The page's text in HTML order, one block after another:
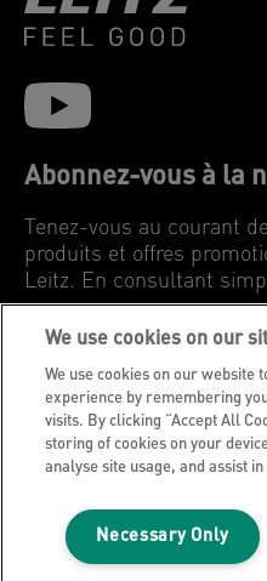
Abonnez-vous à la
Tenez-vous au courant
produits et offres
Leitz. En consultant
INSCRIVEZ-VOUS
Avis de confidentialité
Cookies
Impression
We use cookies on our
We use cookies on our website
experience by remembering
visits. By clicking “Accept All
storing of cookies on your
analyse site usage, and assist
Necessary Only